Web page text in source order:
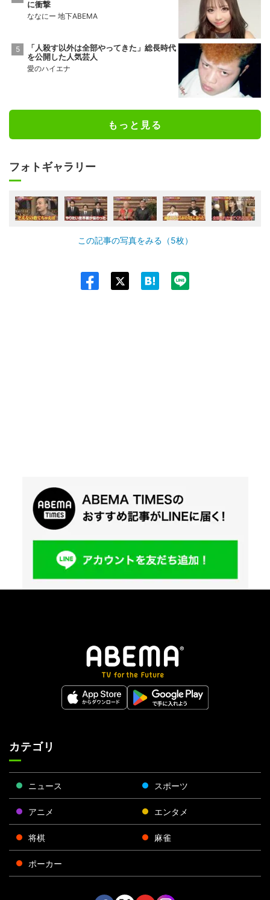
に衝撃
ななにー 地下ABEMA
「人殺す以外は全部やってきた」総長時代
を公開した人気芸人
愛のハイエナ
もっと見る
フォトギャラリー
この記事の写真をみる（5枚）
カテゴリ
ニュース スポーツ
アニメ エンタメ
将棋 麻雀
ポーカー